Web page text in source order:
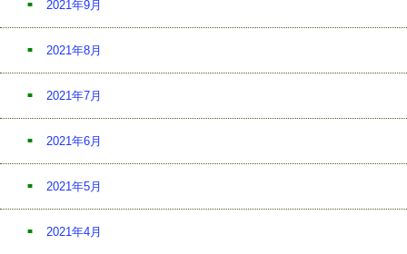
2021年9月
2021年8月
2021年7月
2021年6月
2021年5月
2021年4月